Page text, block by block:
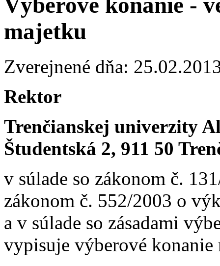
Výberové konanie -
majetku
Zverejnené dňa:
Rektor
Trenčianskej univerzity
Študentská 2, 911 50
v súlade so zákonom č.
zákonom č. 552/2003 o
a v súlade so zásadami
vypisuje výberové konanie